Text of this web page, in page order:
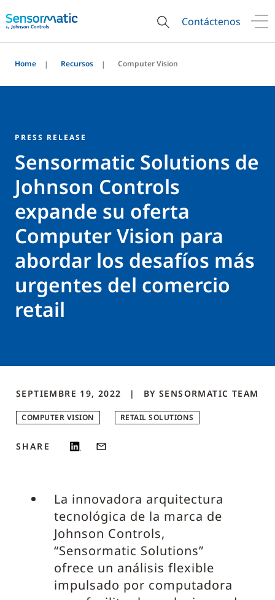
Contáctenos
Home Recursos Computer Vision
PRESS RELEASE
Sensormatic Solutions de
Johnson Controls
expande su oferta
Computer Vision para
abordar los desafíos más
urgentes del comercio
retail
SEPTIEMBRE 19, 2022 BY SENSORMATIC TEAM
COMPUTER VISION RETAIL SOLUTIONS
SHARE
La innovadora arquitectura
tecnológica de la marca de
Johnson Controls,
“Sensormatic Solutions”
ofrece un análisis flexible
impulsado por computadora